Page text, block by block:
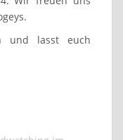
und lasst euch